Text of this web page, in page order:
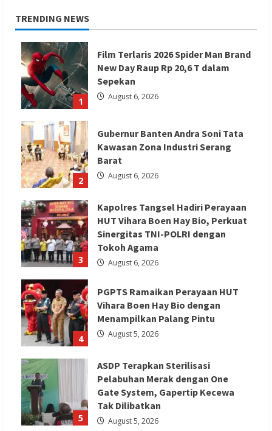
Pedagang
Emas
Bandung,
Berikut
Faktanya
TRENDING NEWS
1
Film Terlaris 2026 Spider Man Brand
New Day Raup Rp 20,6 T dalam
Sepekan
August 6, 2026
2
Gubernur Banten Andra Soni Tata
Kawasan Zona Industri Serang
Barat
August 6, 2026
3
Kapolres Tangsel Hadiri Perayaan
HUT Vihara Boen Hay Bio, Perkuat
Sinergitas TNI-POLRI dengan
Tokoh Agama
August 6, 2026
4
PGPTS Ramaikan Perayaan HUT
Vihara Boen Hay Bio dengan
Menampilkan Palang Pintu
August 5, 2026
5
ASDP Terapkan Sterilisasi
Pelabuhan Merak dengan One
Gate System, Gapertip Kecewa
Tak Dilibatkan
August 5, 2026